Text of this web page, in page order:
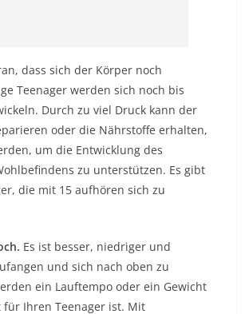
dass sich der Körper noch
Teenager werden sich noch bis
Durch zu viel Druck kann der
oder die Nährstoffe erhalten,
um die Entwicklung des
zu unterstützen. Es gibt
die mit 15 aufhören sich zu
Es ist besser, niedriger und
und sich nach oben zu
ein Lauftempo oder ein Gewicht
für Ihren Teenager ist. Mit